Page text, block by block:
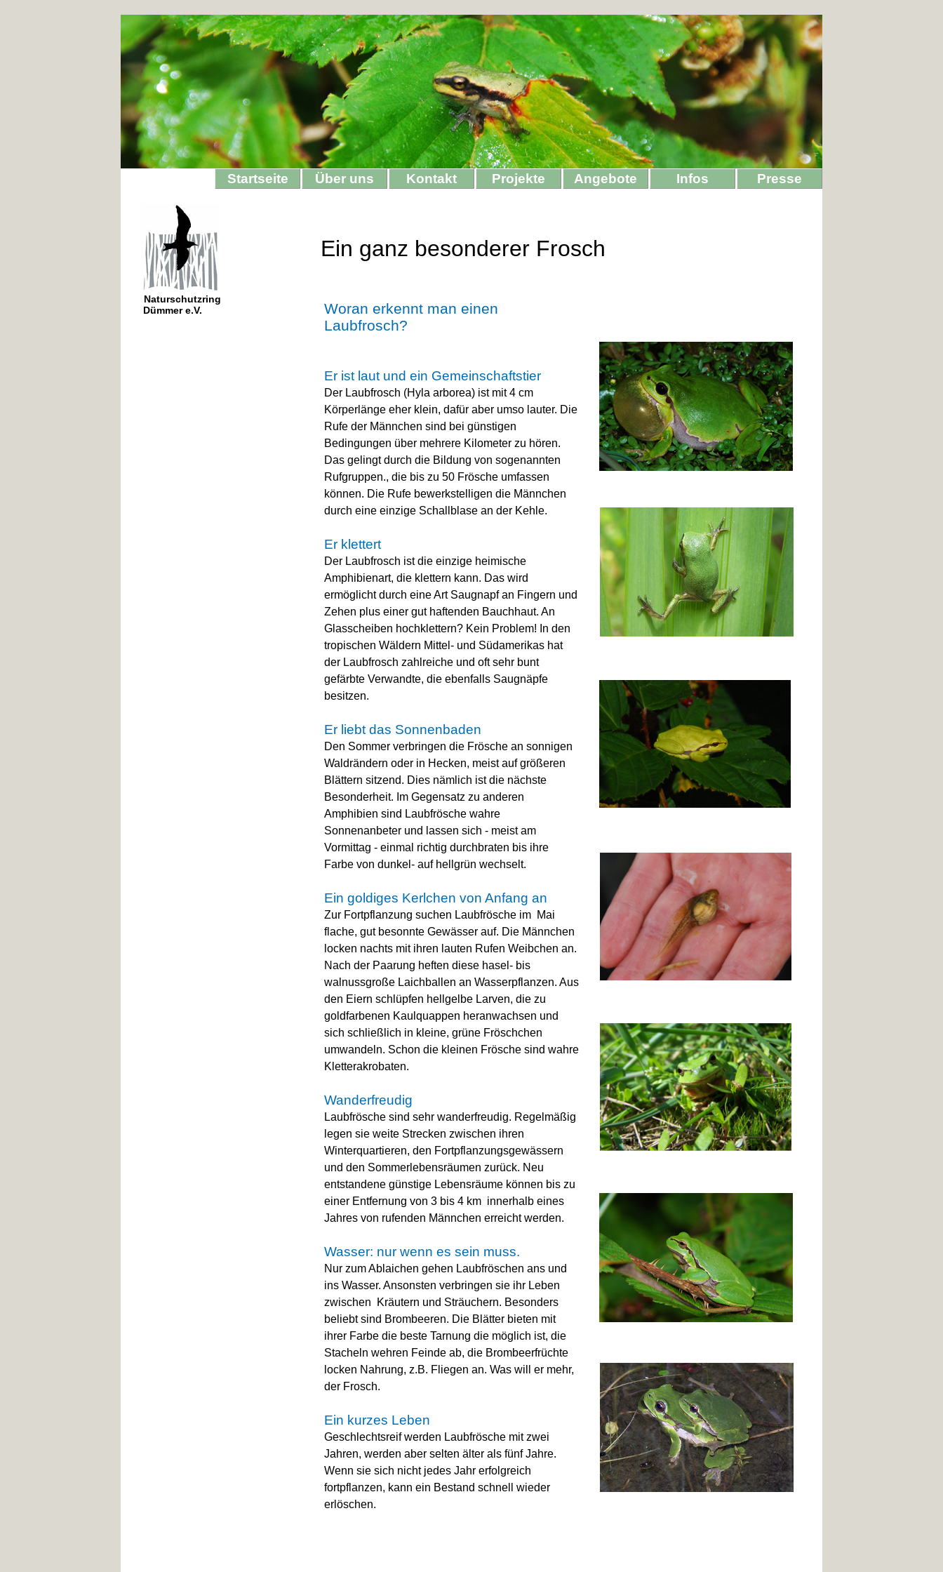
Woran erkennt man einen
Laubfrosch?
Er ist laut und ein Gemeinschaftstier
Der Laubfrosch (Hyla arborea) ist mit 4 cm
Körperlänge eher klein, dafür aber umso lauter. Die
Rufe der Männchen sind bei günstigen
Bedingungen über mehrere Kilometer zu hören.
Das gelingt durch die Bildung von sogenannten
Rufgruppen., die bis zu 50 Frösche umfassen
können. Die Rufe bewerkstelligen die Männchen
durch eine einzige Schallblase an der Kehle.
Er klettert
Der Laubfrosch ist die einzige heimische
Amphibienart, die klettern kann. Das wird
ermöglicht durch eine Art Saugnapf an Fingern und
Zehen plus einer gut haftenden Bauchhaut. An
Glasscheiben hochklettern? Kein Problem! In den
tropischen Wäldern Mittel- und Südamerikas hat
der Laubfrosch zahlreiche und oft sehr bunt
gefärbte Verwandte, die ebenfalls Saugnäpfe
besitzen.
Er liebt das Sonnenbaden
Den Sommer verbringen die Frösche an sonnigen
Waldrändern oder in Hecken, meist auf größeren
Blättern sitzend. Dies nämlich ist die nächste
Besonderheit. Im Gegensatz zu anderen
Amphibien sind Laubfrösche wahre
Sonnenanbeter und lassen sich - meist am
Vormittag - einmal richtig durchbraten bis ihre
Farbe von dunkel- auf hellgrün wechselt.
Ein goldiges Kerlchen von Anfang an
Zur Fortpflanzung suchen Laubfrösche im Mai
flache, gut besonnte Gewässer auf. Die Männchen
locken nachts mit ihren lauten Rufen Weibchen an.
Nach der Paarung heften diese hasel- bis
walnussgroße Laichballen an Wasserpflanzen. Aus
den Eiern schlüpfen hellgelbe Larven, die zu
goldfarbenen Kaulquappen heranwachsen und
sich schließlich in kleine, grüne Fröschchen
umwandeln. Schon die kleinen Frösche sind wahre
Kletterakrobaten.
Wanderfreudig
Laubfrösche sind sehr wanderfreudig. Regelmäßig
legen sie weite Strecken zwischen ihren
Winterquartieren, den Fortpflanzungsgewässern
und den Sommerlebensräumen zurück. Neu
entstandene günstige Lebensräume können bis zu
einer Entfernung von 3 bis 4 km innerhalb eines
Jahres von rufenden Männchen erreicht werden.
Wasser: nur wenn es sein muss.
Nur zum Ablaichen gehen Laubfröschen ans und
ins Wasser. Ansonsten verbringen sie ihr Leben
zwischen Kräutern und Sträuchern. Besonders
beliebt sind Brombeeren. Die Blätter bieten mit
ihrer Farbe die beste Tarnung die möglich ist, die
Stacheln wehren Feinde ab, die Brombeerfrüchte
locken Nahrung, z.B. Fliegen an. Was will er mehr,
der Frosch.
Ein kurzes Leben
Geschlechtsreif werden Laubfrösche mit zwei
Jahren, werden aber selten älter als fünf Jahre.
Wenn sie sich nicht jedes Jahr erfolgreich
fortpflanzen, kann ein Bestand schnell wieder
erlöschen.
Naturschutzring
Dümmer e.V.
Startseite Über uns Kontakt Projekte Angebote Infos Presse
Ein ganz besonderer Frosch